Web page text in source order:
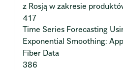
z Rosją w zakresie
417
Time Series Forecasting
Exponential Smoothing:
Fiber Data
386